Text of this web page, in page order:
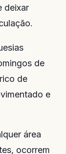
deixar
de
de
e
área
ocorrem